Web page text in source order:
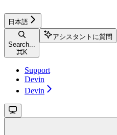
日本語
Search...
⌘K
アシスタントに質問
Support
Devin
Devin